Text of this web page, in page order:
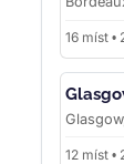
16 míst •
12 míst •